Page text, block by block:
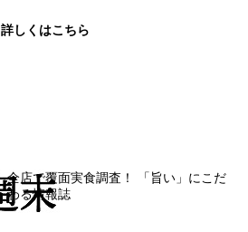
詳しくはこちら
全店で覆面実食調査！ 「旨い」にこだ
わる情報誌